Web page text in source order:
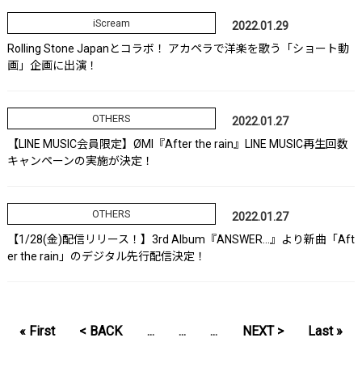
iScream
2022.01.29
Rolling Stone Japanとコラボ！ アカペラで洋楽を歌う「ショート動
画」企画に出演！
OTHERS
2022.01.27
【LINE MUSIC会員限定】ØMI『After the rain』LINE MUSIC再生回数
キャンペーンの実施が決定！
OTHERS
2022.01.27
【1/28(金)配信リリース！】3rd Album『ANSWER…』より新曲「Aft
er the rain」のデジタル先行配信決定！
« First < BACK ... ... ... NEXT > Last »